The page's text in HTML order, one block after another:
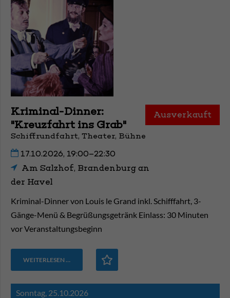
Ausverkauft
Kriminal-Dinner:
"Kreuzfahrt ins Grab"
Schiffrundfahrt, Theater, Bühne
17.10.2026, 19:00–22:30
Am Salzhof, Brandenburg an
der Havel
Kriminal-Dinner von Louis le Grand inkl. Schifffahrt, 3-
Gänge-Menü & Begrüßungsgetränk Einlass: 30 Minuten
vor Veranstaltungsbeginn
WEITERLESEN …
Sonntag, 25.10.2026